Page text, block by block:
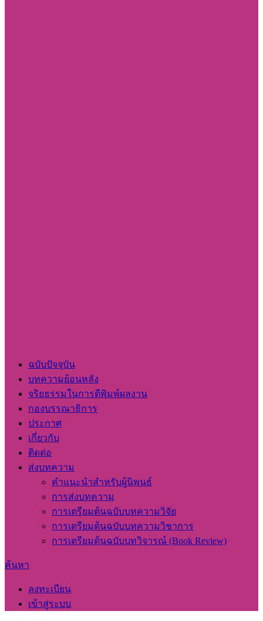
ฉบับปัจจุบัน
บทความย้อนหลัง
จริยธรรมในการตีพิมพ์ผลงาน
กองบรรณาธิการ
ประกาศ
เกี่ยวกับ
ติดต่อ
ส่งบทความ
คำแนะนำสำหรับผู้นิพนธ์
การส่งบทความ
การเตรียมต้นฉบับบทความวิจัย
การเตรียมต้นฉบับบทความวิชาการ
การเตรียมต้นฉบับบทวิจารณ์ (Book Review)
ค้นหา
ลงทะเบียน
เข้าสู่ระบบ